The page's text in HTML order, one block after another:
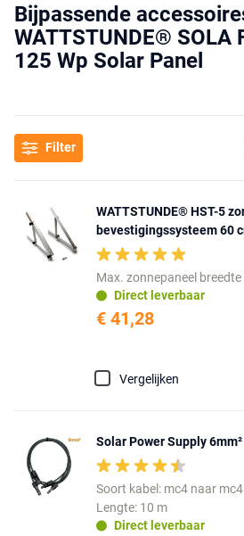
Bijpassende
WATTSTUNDE® SOLA
125 Wp Solar Panel
Filter
WATTSTUNDE® HST-5
bevestigingssysteem 60
Max. zonnepaneel
Direct leverbaar
€ 41,28
Vergelijken
Solar Power Supply
Soort kabel: mc4 naar mc4
Lengte: 10 m
Direct leverbaar